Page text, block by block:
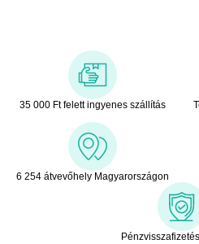
35 000 Ft felett ingyenes szállítás
6 254 átvevőhely Magyarországon